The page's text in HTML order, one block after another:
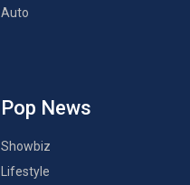
Auto
Pop News
Showbiz
Lifestyle